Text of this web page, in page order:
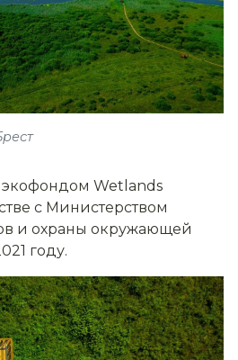
экофондом Wetlands
с Министерством
и охраны окружающей
году.